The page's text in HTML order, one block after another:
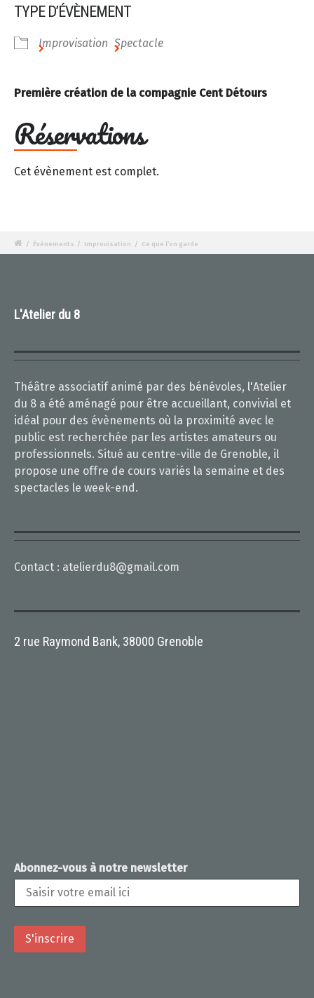
TYPE D’ÉVÈNEMENT
Improvisation Spectacle
Première création de la compagnie Cent Détours
Réservations
Cet évènement est complet.
/ Évènements / Improvisation / Ce que l’on garde
L'Atelier du 8
Théâtre associatif animé par des bénévoles, l'Atelier
du 8 a été aménagé pour être accueillant, convivial et
idéal pour des évènements où la proximité avec le
public est recherchée par les artistes amateurs ou
professionnels. Situé au centre-ville de Grenoble, il
propose une offre de cours variés la semaine et des
spectacles le week-end.
Contact : atelierdu8@gmail.com
2 rue Raymond Bank, 38000 Grenoble
Abonnez-vous à notre newsletter